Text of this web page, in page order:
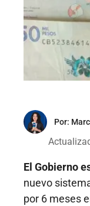
Por:
El Gobierno
nuevo
por 6 meses